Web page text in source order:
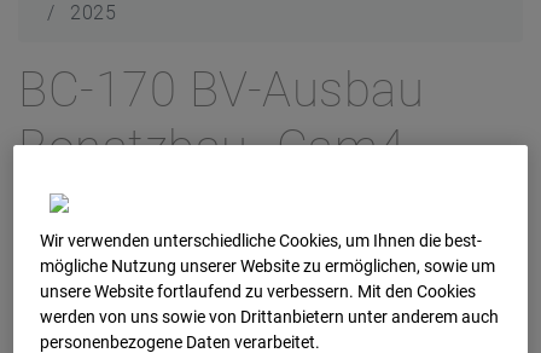
2025
BC-170 BV-Ausbau
Bonatzbau -Cam4
Arnulf Klett Platz, 70173 Stuttgart
Zur Übersicht
Archivdatum:2025
Wir verwenden unterschiedliche Cookies, um Ihnen die best­
mögliche Nutzung unserer Website zu ermöglichen, sowie um
unsere Website fortlaufend zu verbessern. Mit den Cookies
werden von uns sowie von Drittanbietern unter anderem auch
personenbezogene Daten verarbeitet.